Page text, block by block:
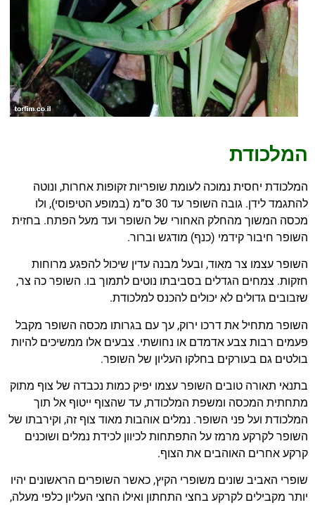
המלכודת
המלכודת יחסית נמוכה לעומת שופריות זקופות אחרות, ונוטה
להתגמד לידן. גובה השופר עד 30 ס”מ (במופע הטיפוסי), ולו
מכסה המשוך מהחלק האחורי של השופר ועד מעל הפתח. בחזית
השופר חיבור קידמי (כנף) מודגש וברור.
השופר עצמו צר מאוד, ובעל מבנה עדין שיכול להפגע מרוחות
חזקות. צמחים הגדלים בסביבתו נוטים לתמוך בו. השופר כה צר,
שזבובים גדולים לא יכולים להכנס למלכודת.
השופר מתחיל את דרכו ירוק, עך עם בגרותו מכסה השופר מקבל
פעמים רבות צבע אדמדם או נחושתי. צבעים אלו ממשיכים להיות
בולטים גם בעורקים בחלקו העליון של השופר.
בתנאי תאורה טובים השופר עצמו יפיק כמות נכבדה של צוף מתוק
מתחתית המכסה ומשפת המלכודת, עד שהצוף ייטוף אל תוך
המלכודת ועל פני השופר. נמלים אוהבות מאוד צוף זה, וקירבתו של
השופר לקרקע מרמז על התפתחות לכיוון לכידת נמלים ושוכנים
קרקע אחרים האוהבים את הצוף.
שופרי האביב שונים משופרי הקיץ, כאשר השופרים הראשונים יהיו
יותר מקבילים לקרקע בחצי התחתון ואילו החצי העליון כלפי מעלה,